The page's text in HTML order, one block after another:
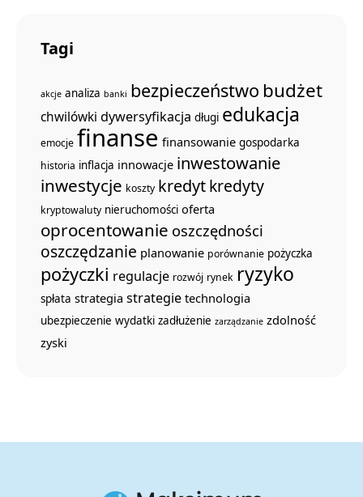
Tagi
akcje analiza banki bezpieczeństwo budżet
chwilówki dywersyfikacja długi edukacja
emocje finanse finansowanie gospodarka
historia inflacja innowacje inwestowanie
inwestycje koszty kredytkredyty
kryptowaluty nieruchomości oferta
oprocentowanie oszczędności
oszczędzanie planowanie porównanie pożyczka
pożyczki regulacje rozwój rynek ryzyko
spłata strategia strategie technologia
ubezpieczenie wydatki zadłużenie zarządzanie zdolność
zyski